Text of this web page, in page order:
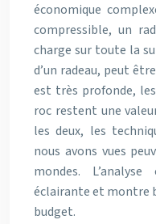
économique
compressible, un
charge sur toute la
d’un radeau, peut
est très profonde,
roc restent une
les deux, les
nous avons vues
mondes.
éclairante et montre
budget.